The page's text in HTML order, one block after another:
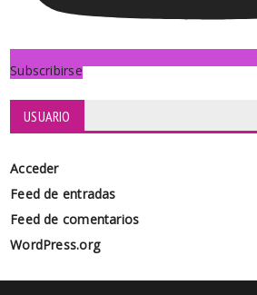
Subscribirse
USUARIO
Acceder
Feed de entradas
Feed de comentarios
WordPress.org